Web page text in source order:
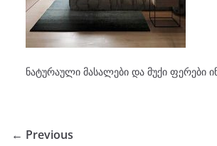
ნატურაული მასალები და მუქი ფერები
← Previous